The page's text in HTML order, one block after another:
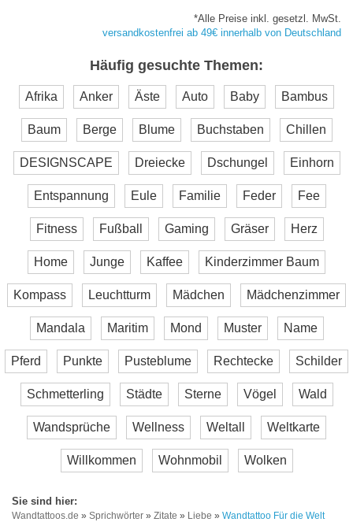
*Alle Preise inkl. gesetzl. MwSt.
versandkostenfrei ab 49€ innerhalb von Deutschland
Häufig gesuchte Themen:
Afrika Anker Äste Auto Baby Bambus
Baum Berge Blume Buchstaben Chillen
DESIGNSCAPE Dreiecke Dschungel Einhorn
Entspannung Eule Familie Feder Fee
Fitness Fußball Gaming Gräser Herz
Home Junge Kaffee Kinderzimmer Baum
Kompass Leuchtturm Mädchen Mädchenzimmer
Mandala Maritim Mond Muster Name
Pferd Punkte Pusteblume Rechtecke Schilder
Schmetterling Städte Sterne Vögel Wald
Wandsprüche Wellness Weltall Weltkarte
Willkommen Wohnmobil Wolken
Wandtattoos.de » Sprichwörter » Zitate » Liebe » Wandtattoo Für die Welt